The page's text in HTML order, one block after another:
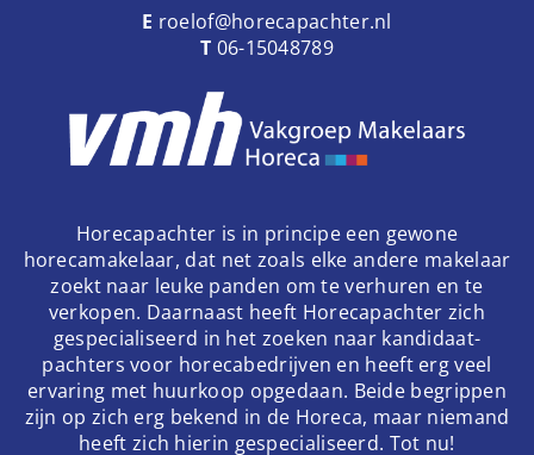
E roelof@horecapachter.nl
T 06-15048789
Horecapachter is in principe een gewone
horecamakelaar, dat net zoals elke andere makelaar
zoekt naar leuke panden om te verhuren en te
verkopen. Daarnaast heeft Horecapachter zich
gespecialiseerd in het zoeken naar kandidaat-
pachters voor horecabedrijven en heeft erg veel
ervaring met huurkoop opgedaan. Beide begrippen
zijn op zich erg bekend in de Horeca, maar niemand
heeft zich hierin gespecialiseerd. Tot nu!